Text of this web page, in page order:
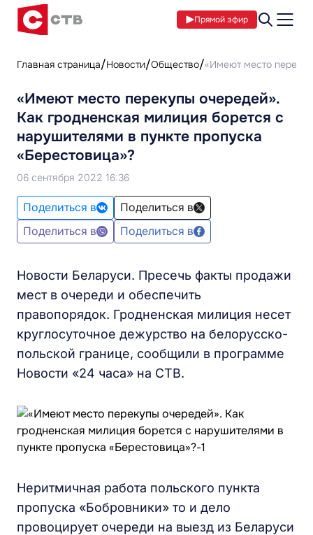
Прямой эфир
Главная страница Новости Общество «Имеют место
«Имеют место перекупы очередей».
Как гродненская милиция борется с
нарушителями в пункте пропуска
«Берестовица»?
06 сентября 2022 16:36
Поделиться в
Поделиться в
Поделиться в
Поделиться в
Новости Беларуси. Пресечь факты продажи
мест в очереди и обеспечить
правопорядок. Гродненская милиция несет
круглосуточное дежурство на белорусско-
польской границе, сообщили в программе
Новости «24 часа» на СТВ.
Неритмичная работа польского пункта
пропуска «Бобровники» то и дело
провоцирует очереди на выезд из Беларуси